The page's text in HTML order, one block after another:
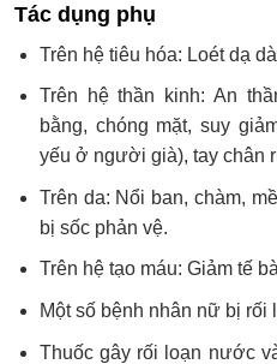
Tác dụng phụ
Trên hệ tiêu hóa: Loét dạ
Trên hệ thần kinh: An
bằng, chóng mặt, suy
yếu ở người già), tay chân
Trên da: Nổi ban, chàm,
bị sốc phản vệ.
Trên hệ tạo máu: Giảm tế
Một số bệnh nhân nữ bị rối
Thuốc gây rối loạn nước